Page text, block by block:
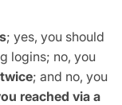
; yes, you should
logins; no, you
; and no, you
reached via a